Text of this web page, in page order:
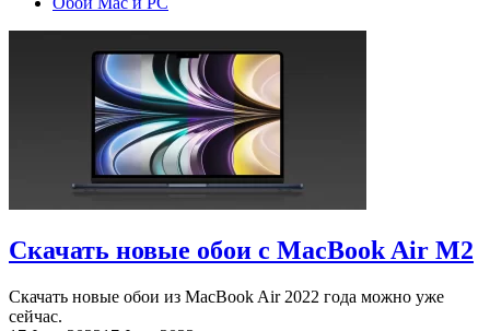
Скачать новые обои с MacBook Air M2
Скачать новые обои из MacBook Air 2022 года можно уже
сейчас.